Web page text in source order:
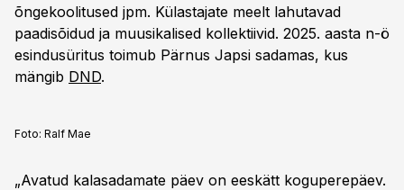
õngekoolitused jpm. Külastajate meelt lahutavad
paadisõidud ja muusikalised kollektiivid. 2025. aasta n-ö
esindusüritus toimub Pärnus Japsi sadamas, kus
mängib DND.
Foto: Ralf Mae
„Avatud kalasadamate päev on eeskätt koguperepäev.